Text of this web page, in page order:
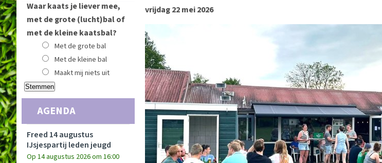
Waar kaats je liever mee,
met de grote (lucht)bal of
met de kleine kaatsbal?
Met de grote bal
Met de kleine bal
Maakt mij niets uit
AGENDA
Freed 14 augustus
IJsjespartij leden jeugd
Op 14 augustus 2026 om 16:00
vrijdag 22 mei 2026